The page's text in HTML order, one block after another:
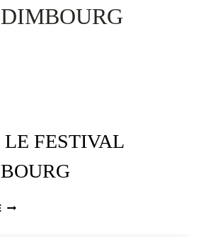
LE FESTIVAL
HARPE,